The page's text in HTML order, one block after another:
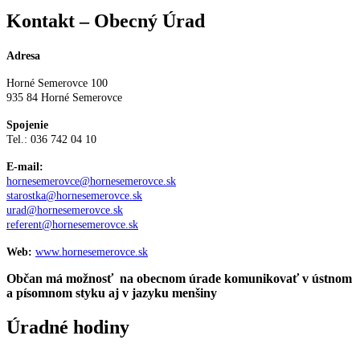
Kontakt – Obecný Úrad
Adresa
Horné Semerovce 100
935 84 Horné Semerovce
Spojenie
Tel.: 036 742 04 10
E-mail:
hornesemerovce@hornesemerovce.sk
starostka@hornesemerovce.sk
urad@hornesemerovce.sk
referent@hornesemerovce.sk
Web: www.hornesemerovce.sk
Občan má možnosť na obecnom úrade komunikovať v ústnom
a písomnom styku aj v jazyku menšiny
Úradné hodiny